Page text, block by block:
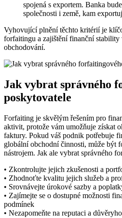
spojená s exportem. Banka
společnosti i země, kam
Vyhovující plnění těchto kritérií je
forfaitingu a zajištění finanční
obchodování.
Jak vybrat správného
poskytovatele
Forfaiting je skvělým řešením pro
aktivit, protože vám umožňuje získat
faktury. Pokud váš podnik potřebuje
globální obchodní činnosti, může být
nástrojem. Jak ale vybrat správného
• Zkontrolujte jejich zkušenosti a
• Zhodnoťte kvalitu jejich služeb a
• Srovnávejte úrokové sazby a
• Zajímejte se o dostupné možnosti
podmínek
• Nezapomeňte na reputaci a